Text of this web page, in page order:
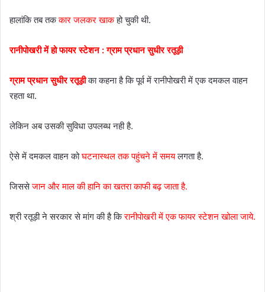
हालांकि तब तककार जलकर खाकहो चुकी थी.
रानीपोखरी में हो फायर स्टेशन : ग्राम प्रधान सुधीर रतूड़ी
ग्राम प्रधान सुधीर रतूड़ी का कहना है कि पूर्व में रानीपोखरी में एक दमकल वाहन
रहता था.
लेकिन अब उसकी सुविधा उपलब्ध नही है.
ऐसे में दमकल वाहन कोघटनास्थल तक पहुंचने में समयलगता है.
जिससेजान और माल की हानि का खतरा काफी बढ़ जाता है.
श्री रतूड़ी ने सरकार से मांग की है किरानीपोखरी में एक फायर स्टेशन खोला जाये.